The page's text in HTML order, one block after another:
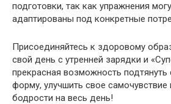
подготовки, так как упражнения
адаптированы под конкретные
Присоединяйтесь к здоровому
свой день с утренней зарядки и
прекрасная возможность
форму, улучшить свое самочувствие
бодрости на весь день!